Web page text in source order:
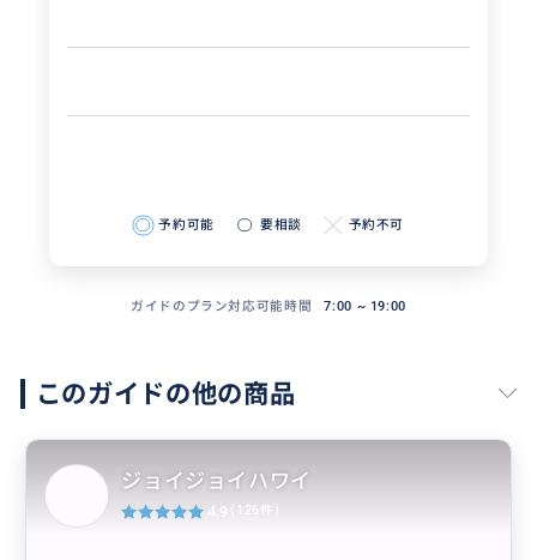
予約可能 要相談 予約不可
ガイドのプラン対応可能時間 7:00 ~ 19:00
このガイドの他の商品
ジョイジョイハワイ
4.9 (126件)